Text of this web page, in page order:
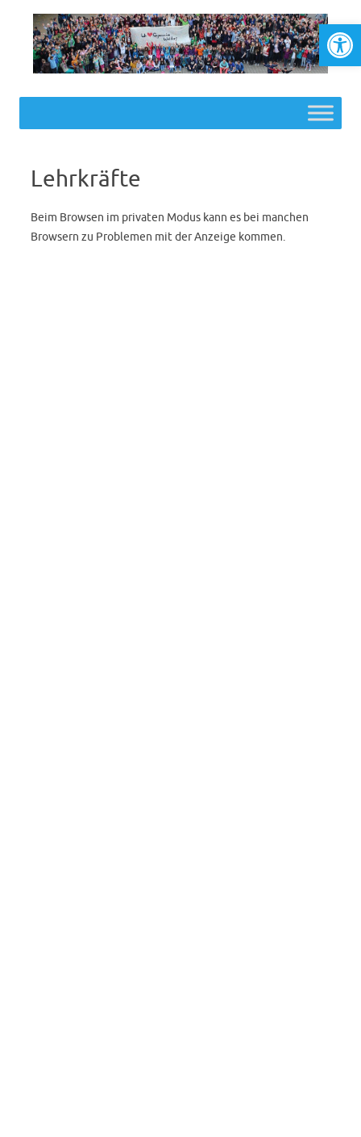
Lehrkräfte
Beim Browsen im privaten Modus kann es bei manchen
Browsern zu Problemen mit der Anzeige kommen.